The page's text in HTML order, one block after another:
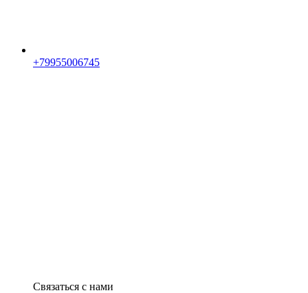
+79955006745
Связаться с нами